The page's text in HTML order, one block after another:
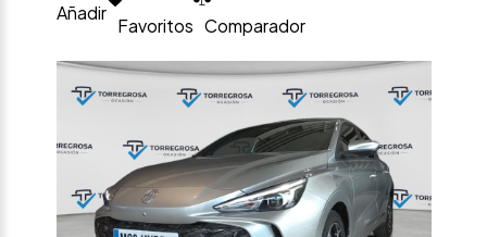
Añadir
Favoritos Comparador